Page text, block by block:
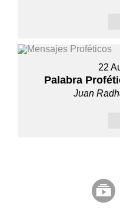
22
Palabra
Juan